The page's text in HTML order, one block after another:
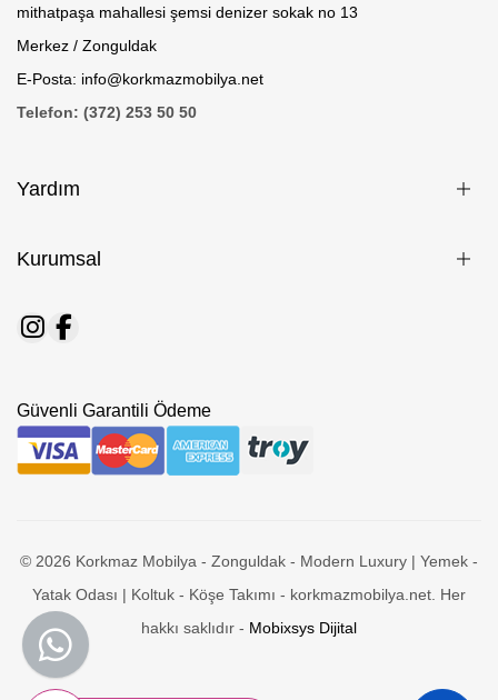
mithatpaşa mahallesi şemsi denizer sokak no 13
Merkez / Zonguldak
E-Posta: info@korkmazmobilya.net
Telefon: (372) 253 50 50
Yardım
Kurumsal
Güvenli Garantili Ödeme
© 2026 Korkmaz Mobilya - Zonguldak - Modern Luxury | Yemek -
Yatak Odası | Koltuk - Köşe Takımı - korkmazmobilya.net. Her
hakkı saklıdır - Mobixsys Dijital